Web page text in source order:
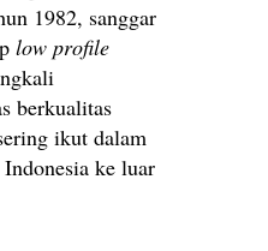
1982, sanggar
low profile
berkualitas
ikut dalam
ke luar